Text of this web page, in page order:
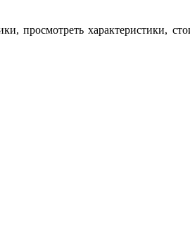
просмотреть характеристики,